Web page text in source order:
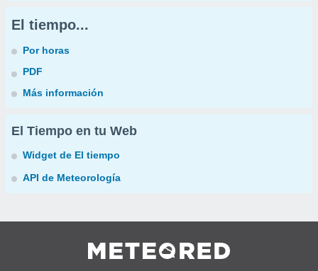
El tiempo...
Por horas
PDF
Más información
El Tiempo en tu Web
Widget de El tiempo
API de Meteorología